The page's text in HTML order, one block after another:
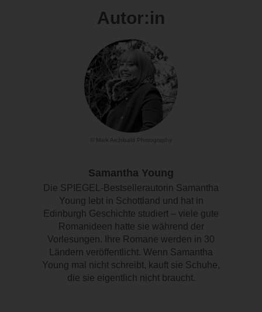
Autor:in
© Mark Archibald Photography
Samantha Young
Die SPIEGEL-Bestsellerautorin Samantha
Young lebt in Schottland und hat in
Edinburgh Geschichte studiert – viele gute
Romanideen hatte sie während der
Vorlesungen. Ihre Romane werden in 30
Ländern veröffentlicht. Wenn Samantha
Young mal nicht schreibt, kauft sie Schuhe,
die sie eigentlich nicht braucht.